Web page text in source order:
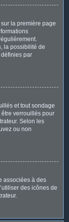
la première page
la possibilité de
par
et tout sondage
verrouillés pour
Selon les
ou non
associées à des
des icônes de